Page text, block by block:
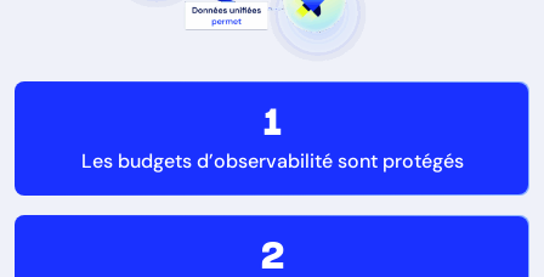
1
Les budgets d’observabilité sont protégés
2